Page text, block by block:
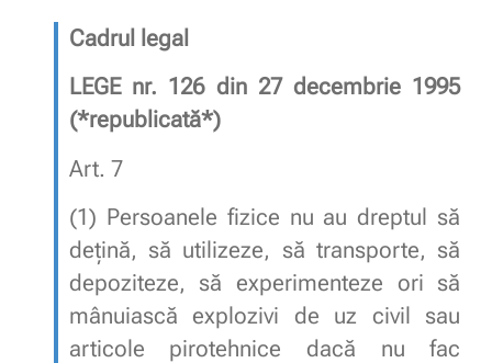
Cadrul legal
LEGE nr. 126 din 27 decembrie 1995
(*republicată*)
Art. 7
(1) Persoanele fizice nu au dreptul să
deţină, să utilizeze, să transporte, să
depoziteze, să experimenteze ori să
mânuiască explozivi de uz civil sau
articole pirotehnice dacă nu fac